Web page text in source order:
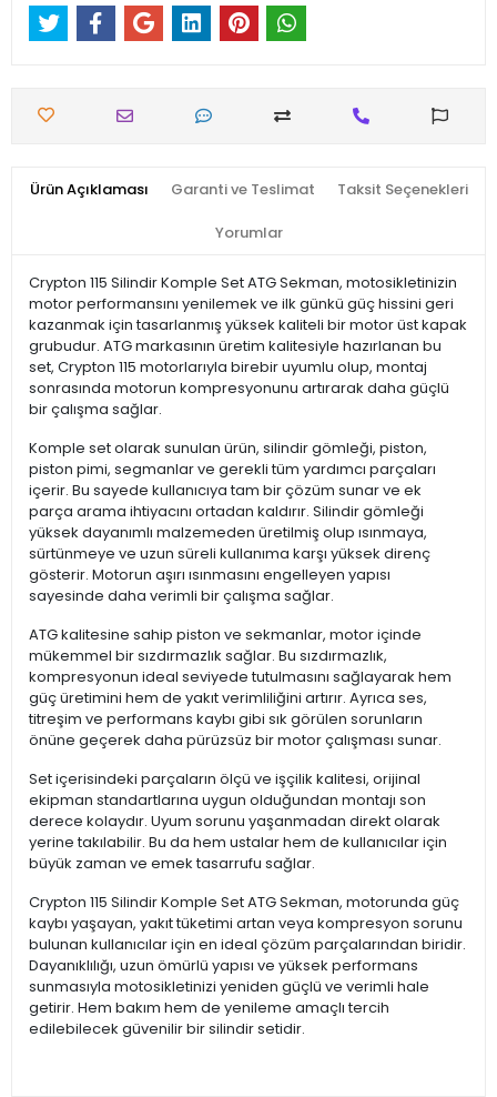
Ürün Açıklaması Garanti ve Teslimat Taksit Seçenekleri
Yorumlar
Crypton 115 Silindir Komple Set ATG Sekman, motosikletinizin
motor performansını yenilemek ve ilk günkü güç hissini geri
kazanmak için tasarlanmış yüksek kaliteli bir motor üst kapak
grubudur. ATG markasının üretim kalitesiyle hazırlanan bu
set, Crypton 115 motorlarıyla birebir uyumlu olup, montaj
sonrasında motorun kompresyonunu artırarak daha güçlü
bir çalışma sağlar.
Komple set olarak sunulan ürün, silindir gömleği, piston,
piston pimi, segmanlar ve gerekli tüm yardımcı parçaları
içerir. Bu sayede kullanıcıya tam bir çözüm sunar ve ek
parça arama ihtiyacını ortadan kaldırır. Silindir gömleği
yüksek dayanımlı malzemeden üretilmiş olup ısınmaya,
sürtünmeye ve uzun süreli kullanıma karşı yüksek direnç
gösterir. Motorun aşırı ısınmasını engelleyen yapısı
sayesinde daha verimli bir çalışma sağlar.
ATG kalitesine sahip piston ve sekmanlar, motor içinde
mükemmel bir sızdırmazlık sağlar. Bu sızdırmazlık,
kompresyonun ideal seviyede tutulmasını sağlayarak hem
güç üretimini hem de yakıt verimliliğini artırır. Ayrıca ses,
titreşim ve performans kaybı gibi sık görülen sorunların
önüne geçerek daha pürüzsüz bir motor çalışması sunar.
Set içerisindeki parçaların ölçü ve işçilik kalitesi, orijinal
ekipman standartlarına uygun olduğundan montajı son
derece kolaydır. Uyum sorunu yaşanmadan direkt olarak
yerine takılabilir. Bu da hem ustalar hem de kullanıcılar için
büyük zaman ve emek tasarrufu sağlar.
Crypton 115 Silindir Komple Set ATG Sekman, motorunda güç
kaybı yaşayan, yakıt tüketimi artan veya kompresyon sorunu
bulunan kullanıcılar için en ideal çözüm parçalarından biridir.
Dayanıklılığı, uzun ömürlü yapısı ve yüksek performans
sunmasıyla motosikletinizi yeniden güçlü ve verimli hale
getirir. Hem bakım hem de yenileme amaçlı tercih
edilebilecek güvenilir bir silindir setidir.